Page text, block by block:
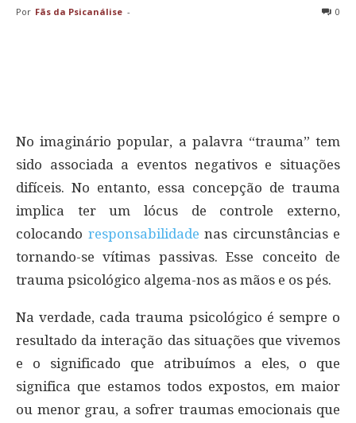
Por Fãs da Psicanálise - 0
No imaginário popular, a palavra “trauma” tem
sido associada a eventos negativos e situações
difíceis. No entanto, essa concepção de trauma
implica ter um lócus de controle externo,
colocando responsabilidade nas circunstâncias e
tornando-se vítimas passivas. Esse conceito de
trauma psicológico algema-nos as mãos e os pés.
Na verdade, cada trauma psicológico é sempre o
resultado da interação das situações que vivemos
e o significado que atribuímos a eles, o que
significa que estamos todos expostos, em maior
ou menor grau, a sofrer traumas emocionais que